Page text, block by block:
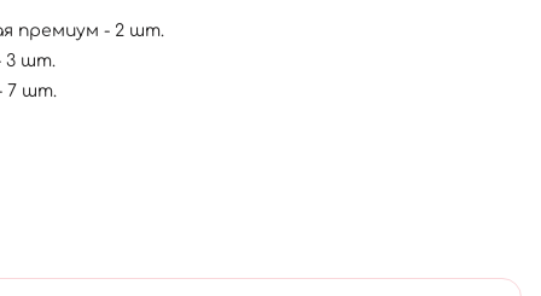
премиум - 2 шт.
3 шт.
7 шт.